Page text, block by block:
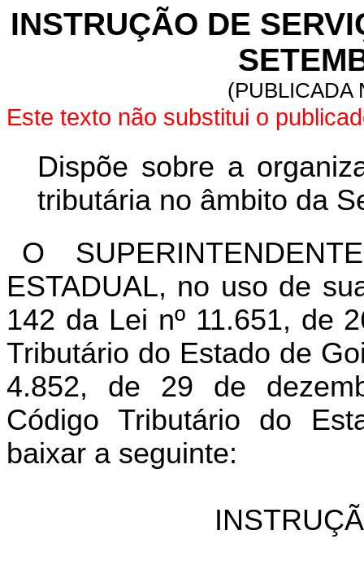
INSTRUÇÃO DE
(PUBLICADA
Este texto não substitui o
Dispõe sobre a
tributária no âmbito da
O
ESTADUAL, no uso de
142 da Lei nº 11.651, de
Tributário do Estado de
4.852, de 29 de
Código Tributário do
baixar a seguinte: